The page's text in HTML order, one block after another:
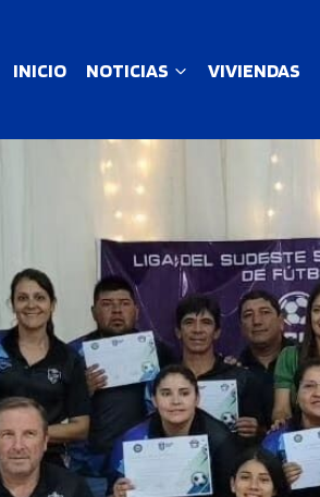
INICIO NOTICIAS VIVIENDAS